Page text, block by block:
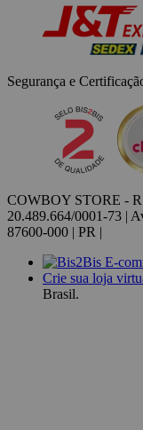
Segurança e
COWBOY STORE -
20.489.664/0001-73 |
87600-000 | PR |
Crie sua loja
Brasil.